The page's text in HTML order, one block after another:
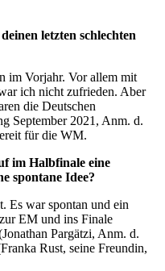
letzten schlechten
im Vorjahr. Vor allem mit
ich nicht zufrieden. Aber
die Deutschen
September 2021, Anm. d.
für die WM.
im Halbfinale eine
spontane Idee?
Es war spontan und ein
EM und ins Finale
Pargätzi, Anm. d.
Rust, seine Freundin,